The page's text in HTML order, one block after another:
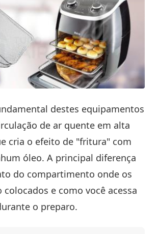
destes equipamentos
de ar quente em alta
cria o efeito de "fritura" com
óleo. A principal diferença
do compartimento onde os
e como você acessa
o preparo.